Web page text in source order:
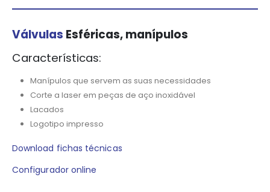
Válvulas Esféricas, manípulos
Características:
Manípulos que servem as suas necessidades
Corte a laser em peças de aço inoxidável
Lacados
Logotipo impresso
Download fichas técnicas
Configurador online